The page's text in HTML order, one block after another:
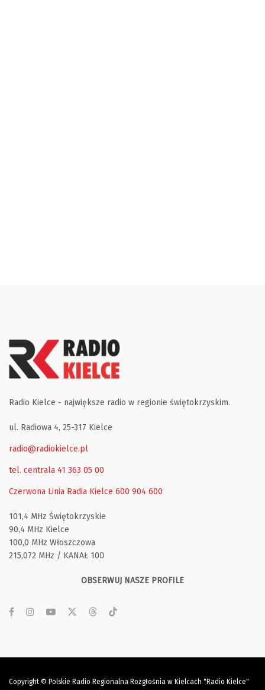
Radio Kielce - największe radio w regionie świętokrzyskim.
ul. Radiowa 4, 25-317 Kielce
radio@radiokielce.pl
tel. centrala 41 363 05 00
Czerwona Linia Radia Kielce 600 904 600
101,4 MHz Świętokrzyskie
90,4 MHz Kielce
100,0 MHz Włoszczowa
215,072 MHz / KANAŁ 10D
OBSERWUJ NASZE PROFILE
Copyright © Polskie Radio Regionalna Rozgłośnia w Kielcach "Radio Kielce"